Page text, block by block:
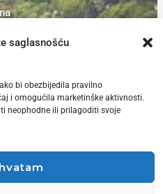
saglasnošću
bi obezbijedila pravilno
i omogućila marketinške aktivnosti.
neophodne ili prilagoditi svoje
SPORT? |